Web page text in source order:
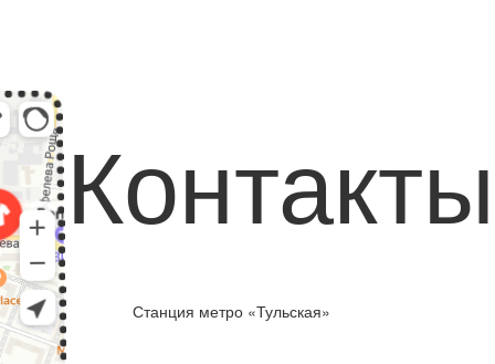
Контакты
Станция метро «Тульская»